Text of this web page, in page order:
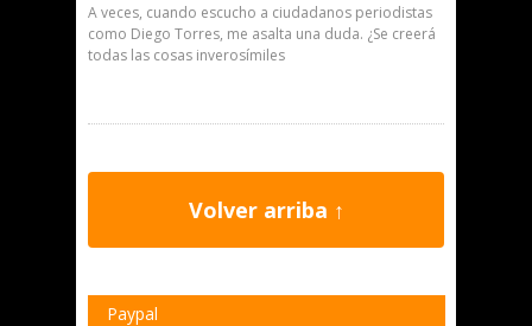
A veces, cuando escucho a ciudadanos periodistas
como Diego Torres, me asalta una duda. ¿Se creerá
todas las cosas inverosímiles
Volver arriba ↑
Paypal